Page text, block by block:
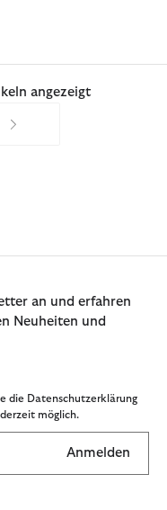
angezeigt
an und erfahren
Neuheiten und
die Datenschutzerklärung
möglich.
Anmelden